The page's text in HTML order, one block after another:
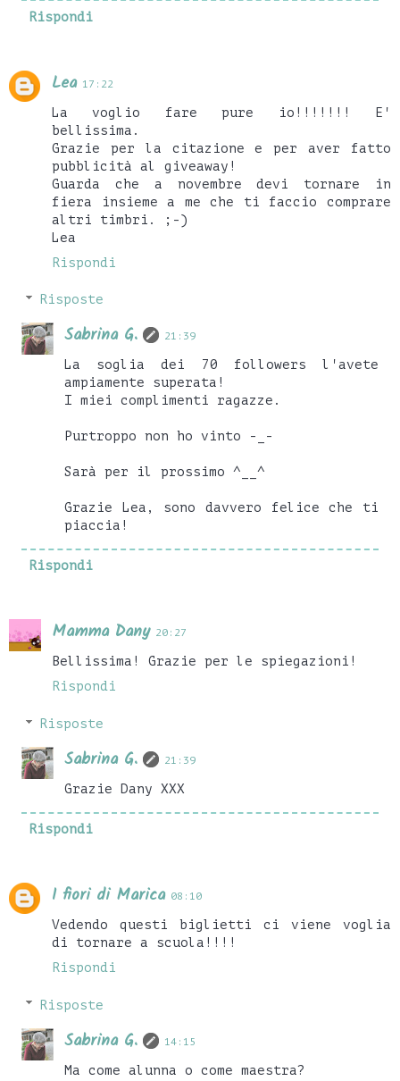
Rispondi
Lea 17:22
La voglio fare pure io!!!!!!! E'
bellissima.
Grazie per la citazione e per aver fatto
pubblicità al giveaway!
Guarda che a novembre devi tornare in
fiera insieme a me che ti faccio comprare
altri timbri. ;-)
Lea
Rispondi
Risposte
Sabrina G. 21:39
La soglia dei 70 followers l'avete
ampiamente superata!
I miei complimenti ragazze.
Purtroppo non ho vinto -_-
Sarà per il prossimo ^__^
Grazie Lea, sono davvero felice che ti
piaccia!
Rispondi
Mamma Dany 20:27
Bellissima! Grazie per le spiegazioni!
Rispondi
Risposte
Sabrina G. 21:39
Grazie Dany XXX
Rispondi
I fiori di Marica 08:10
Vedendo questi biglietti ci viene voglia
di tornare a scuola!!!!
Rispondi
Risposte
Sabrina G. 14:15
Ma come alunna o come maestra?